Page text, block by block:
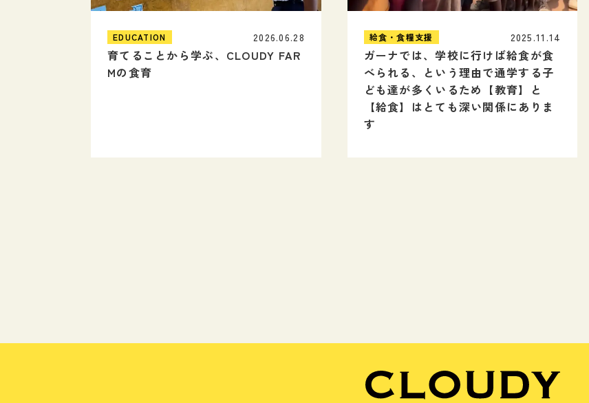
EDUCATION
育てることから学ぶ、CLOUDY FAR
Mの食育
2026.06.28 給食・食糧支援
ガーナでは、学校に行けば給食が食
べられる、という理由で通学する子
ども達が多くいるため【教育】と
【給食】はとても深い関係にありま
す
2025.11.14